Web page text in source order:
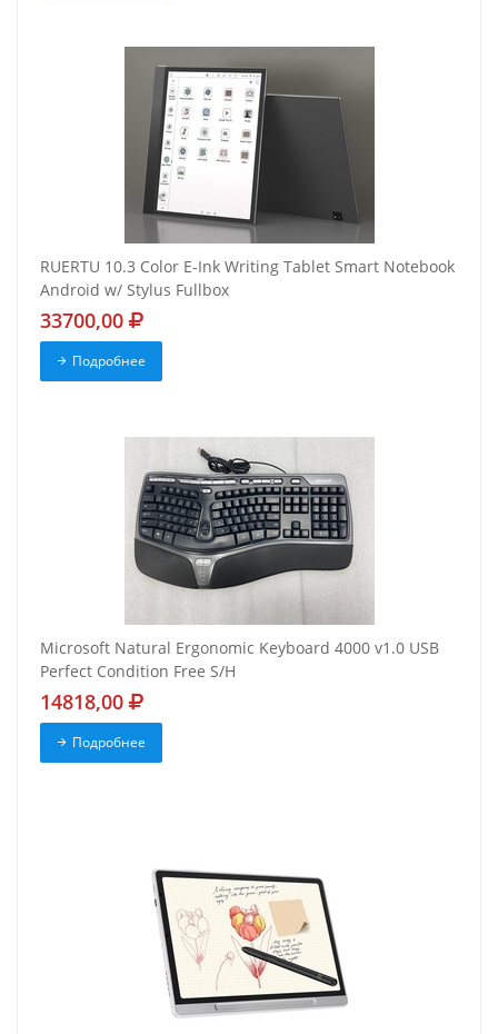
RUERTU 10.3 Color E-Ink Writing Tablet Smart Notebook
Android w/ Stylus Fullbox
33700,00
Подробнее
Microsoft Natural Ergonomic Keyboard 4000 v1.0 USB
Perfect Condition Free S/H
14818,00
Подробнее